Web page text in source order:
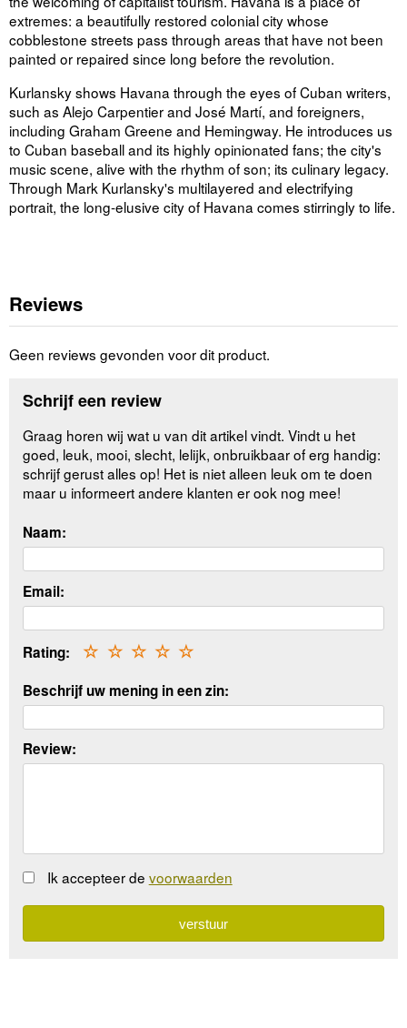
extremes: a beautifully restored colonial city whose
cobblestone streets pass through areas that have not been
painted or repaired since long before the revolution.
Kurlansky shows Havana through the eyes of Cuban writers,
such as Alejo Carpentier and José Martí, and foreigners,
including Graham Greene and Hemingway. He introduces us
to Cuban baseball and its highly opinionated fans; the city's
music scene, alive with the rhythm of son; its culinary legacy.
Through Mark Kurlansky's multilayered and electrifying
portrait, the long-elusive city of Havana comes stirringly to life.
Reviews
Geen reviews gevonden voor dit product.
Schrijf een review
Graag horen wij wat u van dit artikel vindt. Vindt u het
goed, leuk, mooi, slecht, lelijk, onbruikbaar of erg handig:
schrijf gerust alles op! Het is niet alleen leuk om te doen
maar u informeert andere klanten er ook nog mee!
Naam:
Email:
Rating: ☆
☆
☆
☆
☆
Beschrijf uw mening in een zin:
Review:
Ik accepteer de voorwaarden